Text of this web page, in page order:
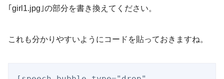
｢girl1.jpg｣の部分を書き換えてください。
これも分かりやすいようにコードを貼っておきますね。